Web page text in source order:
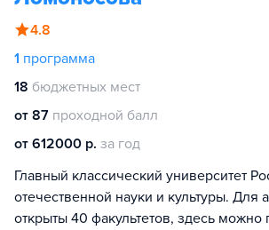
4.8
1 программа
18 бюджетных мест
от 87 проходной балл
от 612000 р. за год
Главный классический университет
отечественной науки и культуры. Для
открыты 40 факультетов, здесь можно